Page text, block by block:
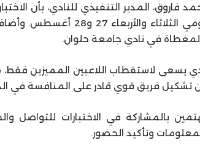
فاروق، المدير التنفيذي للنادي، بأن
25 أغسطس، وتستمر يومي
يسعى لاستقطاب اللاعبين المميزين فقط،
تشكيل فريق قوي قادر على المنافسة في
وتأكيد الحضور.